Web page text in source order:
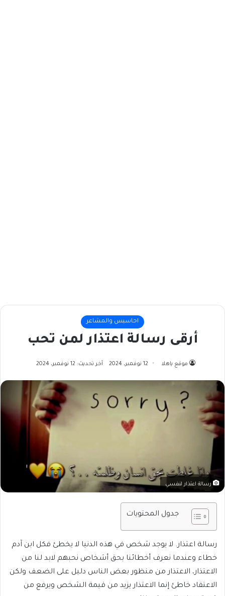
احاسيس والمشاعر
أرقى رسالة اعتذار لمن تحب
موقع ياهلا 12 نوفمبر، 2024 آخر تحديث: 12 نوفمبر، 2024
رسالة اعتذار لنفسي
جدول المحتويات
رسالة اعتذار. لا يوجد شخص في هذه الدنيا لا يخطئ فكل ابن آدم
خطاء وعندما نعرف أخطائنا بحق أشخاص نحبهم لابد لنا من
الاعتذار، الاعتذار من منظور بعض الناس دليل على الضعف ولكن
الاعتقاد خاطئ إنما الاعتذار يزيد من قيمة الشخص ويرفع من